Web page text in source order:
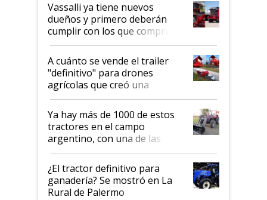
Vassalli ya tiene nuevos
dueños y primero deberán
cumplir con los que compraron
cosechadoras y todavía no las
recibieron: quién está detrás
del rescate de la empresa
A cuánto se vende el trailer
"definitivo" para drones
agrícolas que creó una
empresa argentina: "Veíamos a
contratistas invirtiendo miles
de dólares en drones de última
generación que luego eran
transportados de forma
precaria"
Ya hay más de 1000 de estos
tractores en el campo
argentino, con una de las
estructuras de fabricación más
integradas del mundo
¿El tractor definitivo para
ganadería? Se mostró en La
Rural de Palermo